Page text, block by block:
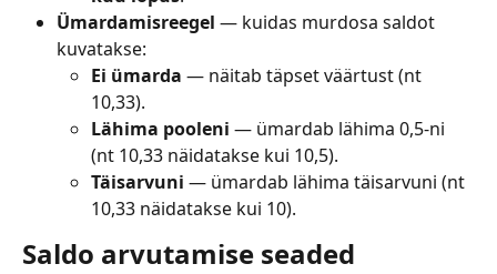
Ümardamisreegel — kuidas murdosa saldot
kuvatakse:
Ei ümarda — näitab täpset väärtust (nt
10,33).
Lähima pooleni — ümardab lähima 0,5-ni
(nt 10,33 näidatakse kui 10,5).
Täisarvuni — ümardab lähima täisarvuni (nt
10,33 näidatakse kui 10).
Saldo arvutamise seaded